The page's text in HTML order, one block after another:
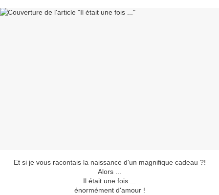
Et si je vous racontais la naissance d'un magnifique cadeau ?!
Alors ...
Il était une fois ...
énormément d'amour !